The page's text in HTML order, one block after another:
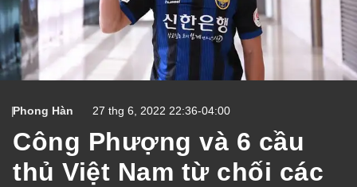
Phong Hàn 27 thg 6, 2022 22:36-04:00
Công Phượng và 6 cầu
thủ Việt Nam từ chối các